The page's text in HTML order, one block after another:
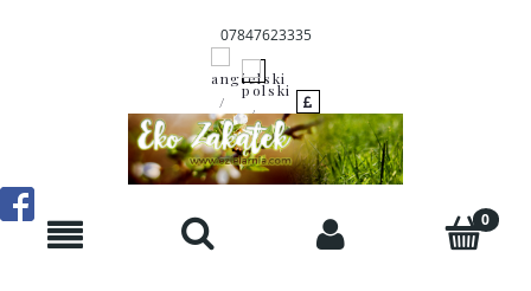
07847623335